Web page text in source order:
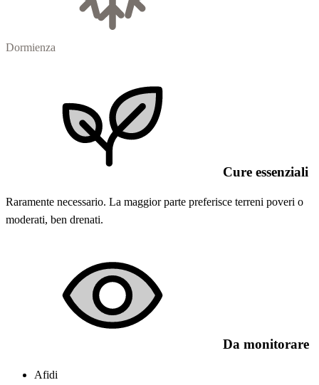
Dormienza
Cure essenziali
Raramente necessario. La maggior parte preferisce terreni poveri o
moderati, ben drenati.
Da monitorare
Afidi